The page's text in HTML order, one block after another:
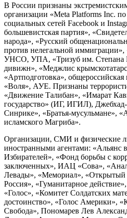
В России признаны
организации «Meta Platforms Inc.
социальных сетей Facebook и
большевистская партия»,
народа», «Русский
против нелегальной
УНСО, УПА, «Тризуб им. Степана
дивижн», «Меджлис
«Артподготовка», общероссийская
«Воля», АУЕ. Признаны
«Движение Талибан», «Имарат
государство» (ИГ, ИГИЛ),
Синрике», «Братья-мусульмане»,
исламского Магриба».
Организации, СМИ и физические
иностранными агентами: «Альянс
Избирателей», «Фонд борьбы с
заключенных», ИАЦ «Сова»,
Левады», «Мемориал», «Открытый
Россия», «Гуманитарное
«Голос», «Комитет Солдатских
достоинство», «Голос Америки»,
Свобода», Пономарев Лев